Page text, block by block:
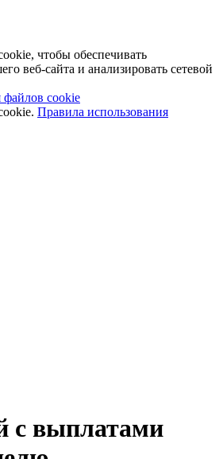
чтобы обеспечивать
веб-сайта и анализировать сетевой
файлов cookie
Правила использования
с выплатами